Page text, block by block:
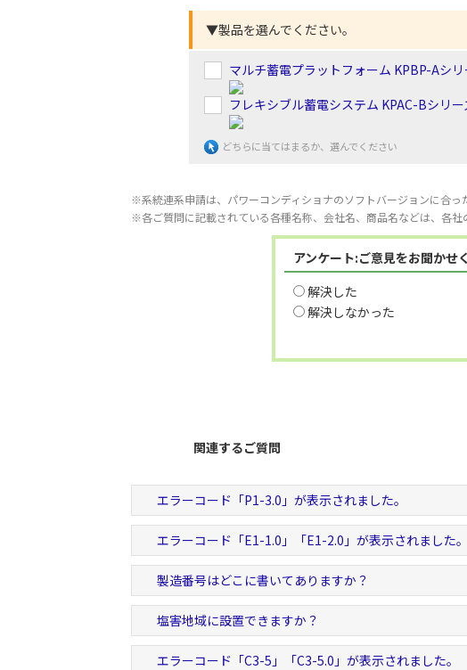
▼製品を選んでください。
マルチ蓄電プラットフォーム KPBP-Aシ
フレキシブル蓄電システム KPAC-Bシリー
どちらに当てはまるか、選んでください
※系統連系申請は、パワーコンディショナのソフトバージョンに合っ
※各ご質問に記載されている各種名称、会社名、商品名などは、各社
アンケート:ご意見をお聞かせ
解決した
解決しなかった
関連するご質問
エラーコード「P1-3.0」が表示されました。
エラーコード「E1-1.0」「E1-2.0」が表示されました。
製造番号はどこに書いてありますか？
塩害地域に設置できますか？
エラーコード「C3-5」「C3-5.0」が表示されました。